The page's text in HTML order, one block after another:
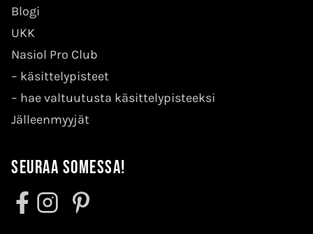
Blogi
UKK
Nasiol Pro Club
– käsittelypisteet
– hae valtuutusta käsittelypisteeksi
Jälleenmyyjät
Seuraa somessa!